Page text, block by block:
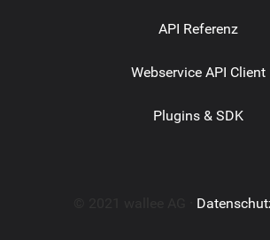
API Referenz
Webservice API Client
Plugins & SDK